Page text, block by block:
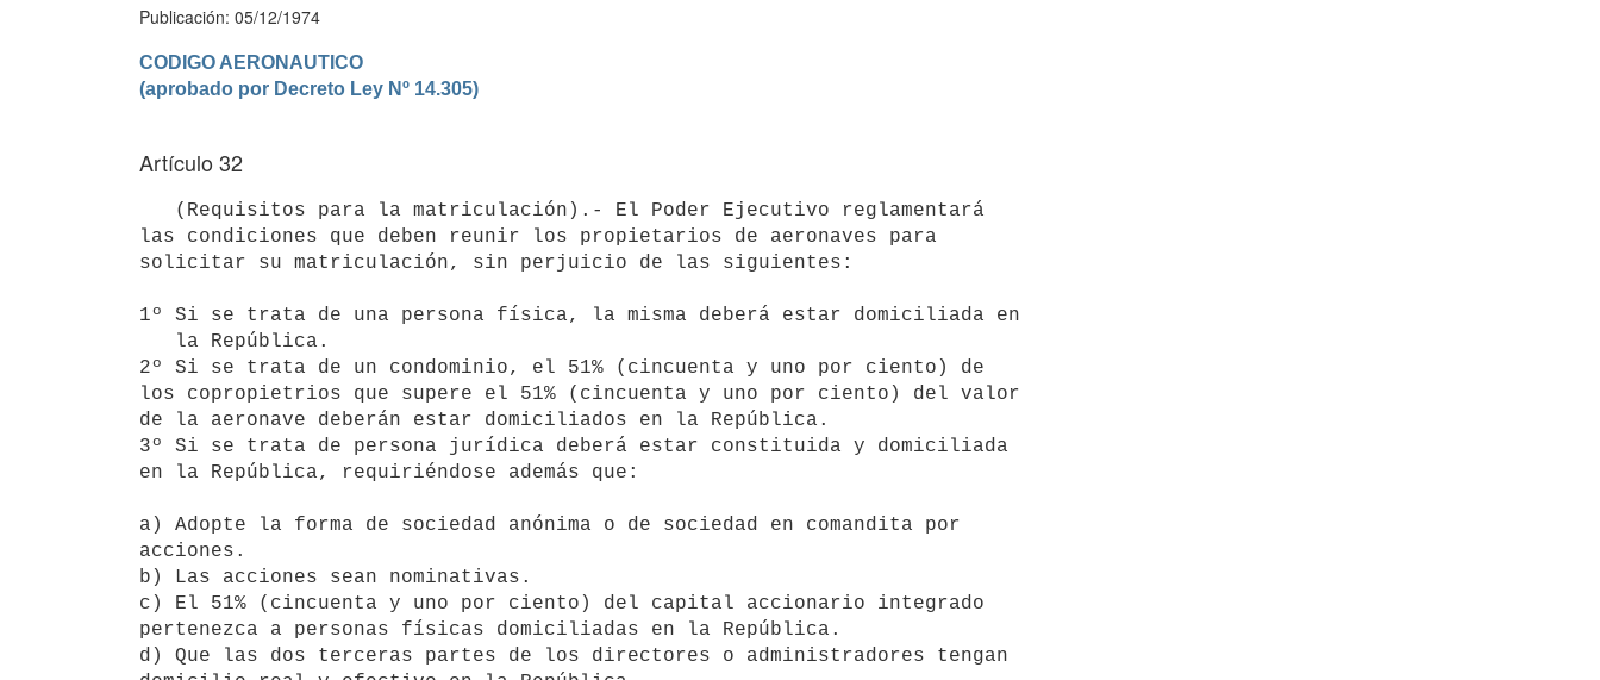
Publicación: 05/12/1974
CODIGO AERONAUTICO
(aprobado por Decreto Ley Nº 14.305)
Artículo 32
las condiciones que deben reunir los propietarios de aeronaves para
solicitar su matriculación, sin perjuicio de las siguientes:
1º Si se trata de una persona física, la misma deberá estar domiciliada en
2º Si se trata de un condominio, el 51% (cincuenta y uno por ciento) de
los copropietrios que supere el 51% (cincuenta y uno por ciento) del valor
de la aeronave deberán estar domiciliados en la República.
3º Si se trata de persona jurídica deberá estar constituida y domiciliada
en la República, requiriéndose además que:
a) Adopte la forma de sociedad anónima o de sociedad en comandita por
acciones.
b) Las acciones sean nominativas.
c) El 51% (cincuenta y uno por ciento) del capital accionario integrado
pertenezca a personas físicas domiciliadas en la República.
d) Que las dos terceras partes de los directores o administradores tengan